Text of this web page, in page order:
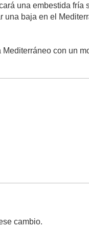
una embestida fría
una baja en el
con un
cambio.